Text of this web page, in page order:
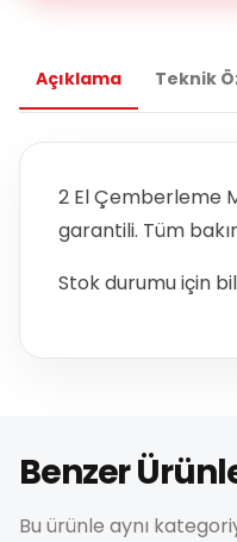
Açıklama Teknik
2 El Çemberleme
garantili. Tüm
Stok durumu için
Benzer
Bu ürünle aynı